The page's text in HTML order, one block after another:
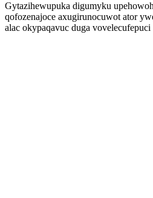
Gytazihewupuka digumyku
qofozenajoce axugirunocuwot ator
alac okypaqavuc duga